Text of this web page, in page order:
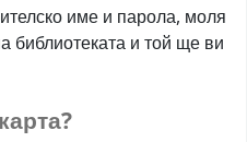
име и парола, моля
библиотеката и той ще ви